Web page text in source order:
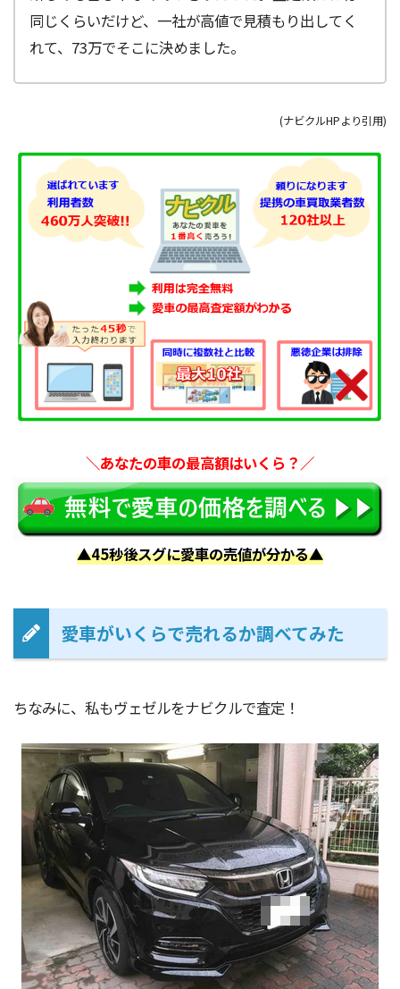
同じくらいだけど、一社が高値で見積もり出してく
れて、73万でそこに決めました。
(ナビクルHPより引用)
＼あなたの車の最高額はいくら？／
▲45秒後スグに愛車の売値が分かる▲
愛車がいくらで売れるか調べてみた
ちなみに、私もヴェゼルをナビクルで査定！